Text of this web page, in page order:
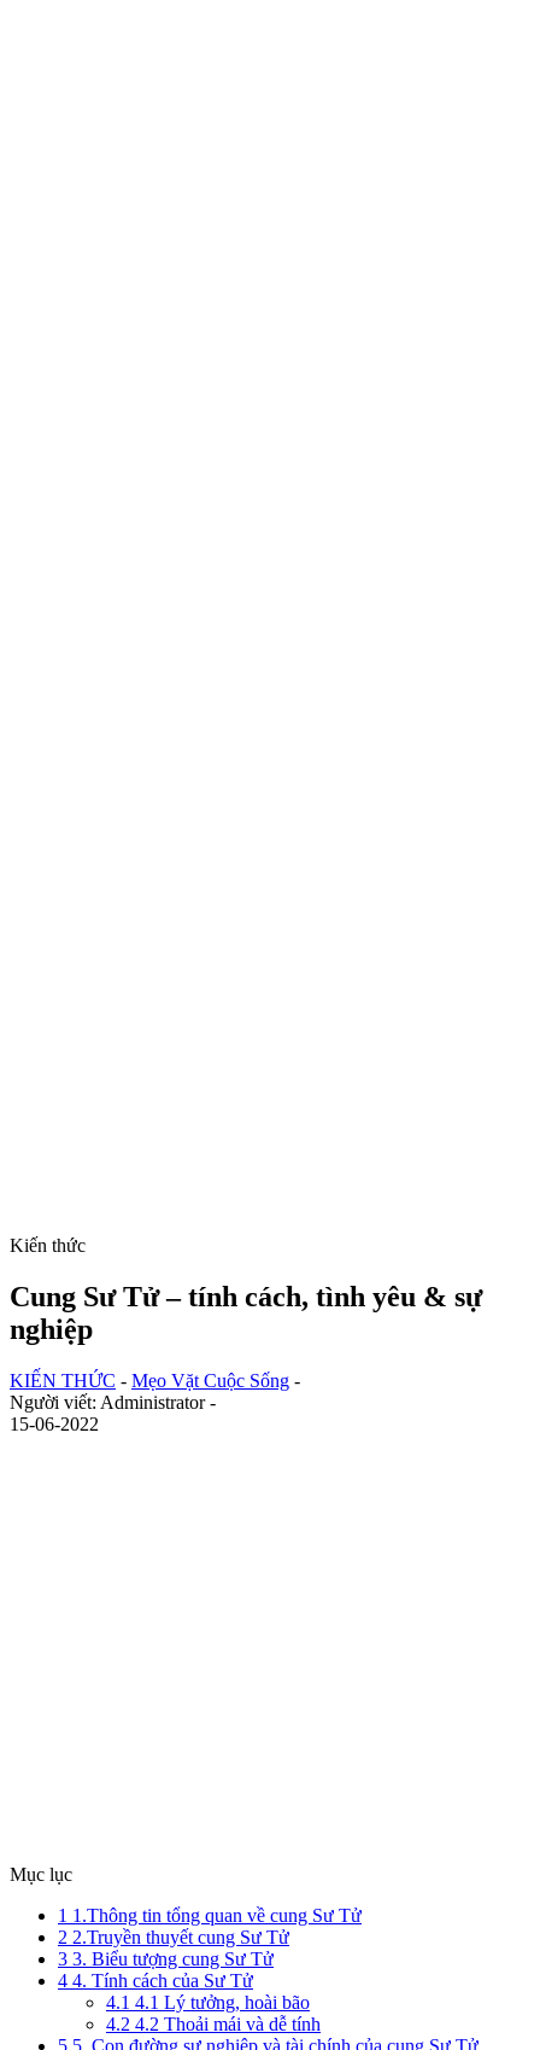
Kiến thức
Cung Sư Tử – tính cách, tình yêu & sự
nghiệp
KIẾN THỨC - Mẹo Vặt Cuộc Sống -
Người viết: Administrator -
15-06-2022
Mục lục
1 1.Thông tin tổng quan về cung Sư Tử
2 2.Truyền thuyết cung Sư Tử
3 3. Biểu tượng cung Sư Tử
4 4. Tính cách của Sư Tử
4.1 4.1 Lý tưởng, hoài bão
4.2 4.2 Thoải mái và dễ tính
5 5. Con đường sự nghiệp và tài chính của cung Sư Tử